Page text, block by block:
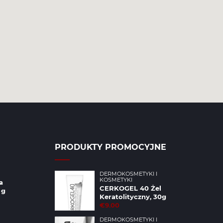
PRODUKTY PROMOCYJNE
DERMOKOSMETYKI I
KOSMETYKI
CERKOGEL 40 Żel
Keratolityczny, 30g
€9.00
DERMOKOSMETYKI I